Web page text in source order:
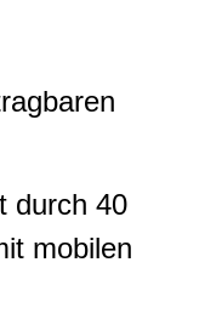
durch 40
mobilen